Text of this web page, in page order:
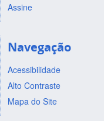
Assine
Navegação
Acessibilidade
Alto Contraste
Mapa do Site